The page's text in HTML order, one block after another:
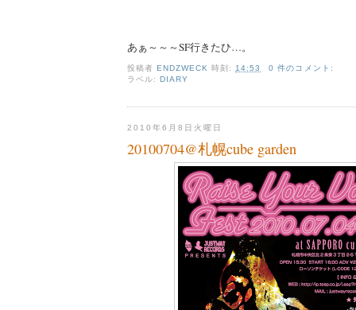
あぁ～～～SF行きたひ…。
投稿者ENDZWECK 時刻: 14:53
0 件のコメント:
ラベル:DIARY
2010年6月8日火曜日
20100704@札幌cube garden